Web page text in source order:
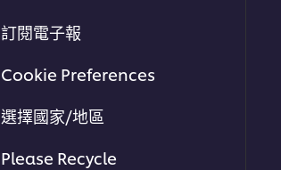
訂閱電子報
Cookie Preferences
選擇國家/地區
Please Recycle